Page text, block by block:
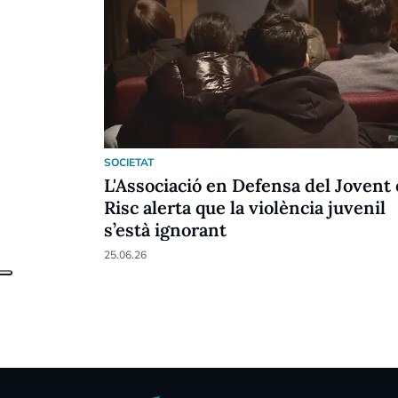
SOCIETAT
L'Associació en Defensa del Jovent
Risc alerta que la violència juvenil
s’està ignorant
25.06.26